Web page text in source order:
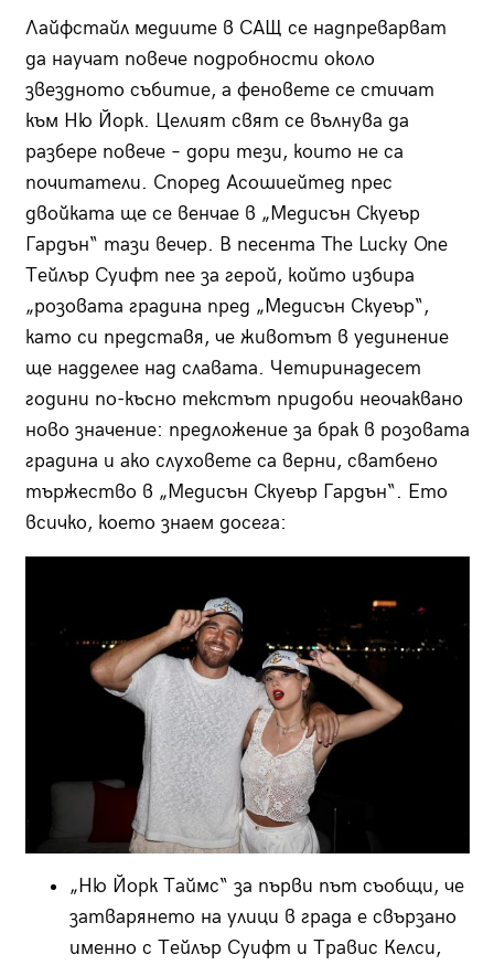
Лайфстайл медиите в САЩ се надпреварват
да научат повече подробности около
звездното събитие, а феновете се стичат
към Ню Йорк. Целият свят се вълнува да
разбере повече – дори тези, които не са
почитатели. Според Асошиейтед прес
двойката ще се венчае в „Медисън Скуеър
Гардън“ тази вечер. В песента The Lucky One
Тейлър Суифт пее за герой, който избира
„розовата градина пред „Медисън Скуеър“,
като си представя, че животът в уединение
ще надделее над славата. Четиринадесет
години по-късно текстът придоби неочаквано
ново значение: предложение за брак в розовата
градина и ако слуховете са верни, сватбено
тържество в „Медисън Скуеър Гардън“. Ето
всичко, което знаем досега:
„Ню Йорк Таймс“ за първи път съобщи, че
затварянето на улици в града е свързано
именно с Tейлър Суифт и Травис Келси,